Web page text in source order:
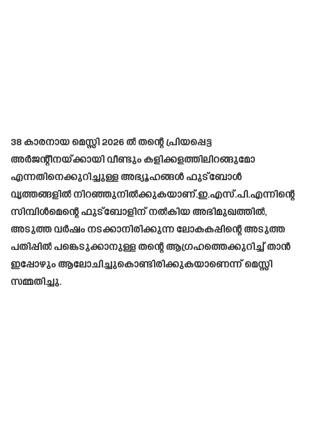
38 കാരനായ മെസ്സി 2026 ൽ തന്റെ പ്രിയപ്പെട്ട
അർജന്റീനയ്ക്കായി വീണ്ടും കളിക്കളത്തിലിറങ്ങുമോ
എന്നതിനെക്കുറിച്ചുള്ള അഭ്യൂഹങ്ങൾ ഫുട്ബോൾ
വൃത്തങ്ങളിൽ നിറഞ്ഞുനിൽക്കുകയാണ്.ഇ.എസ്.പി.എന്നിന്റെ
സിമ്പിൾമെന്റെ ഫുട്ബോളിന് നൽകിയ അഭിമുഖത്തിൽ,
അടുത്ത വർഷം നടക്കാനിരിക്കുന്ന ലോകകപ്പിന്റെ അടുത്ത
പതിപ്പിൽ പങ്കെടുക്കാനുള്ള തന്റെ ആഗ്രഹത്തെക്കുറിച്ച് താൻ
ഇപ്പോഴും ആലോചിച്ചുകൊണ്ടിരിക്കുകയാണെന്ന് മെസ്സി
സമ്മതിച്ചു.